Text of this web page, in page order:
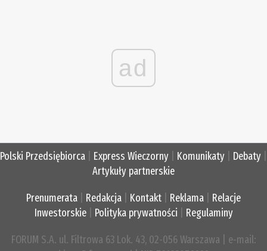
ad
Polski Przedsiębiorca Express Wieczorny Komunikaty Debaty
Artykuły partnerskie
Prenumerata Redakcja Kontakt Reklama
Relacje
Inwestorskie| Polityka prywatności Regulaminy
FORUM S.A. ul. Filtrowa 63 Lok. 43, 02-056 Warszawa | e-mail: